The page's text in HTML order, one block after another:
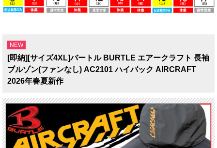
NEW
[即納][サイズ4XL]バートル BURTLE エアークラフト 長袖
ブルゾン(ファンなし) AC2101 ハイバック AIRCRAFT
2026年春夏新作